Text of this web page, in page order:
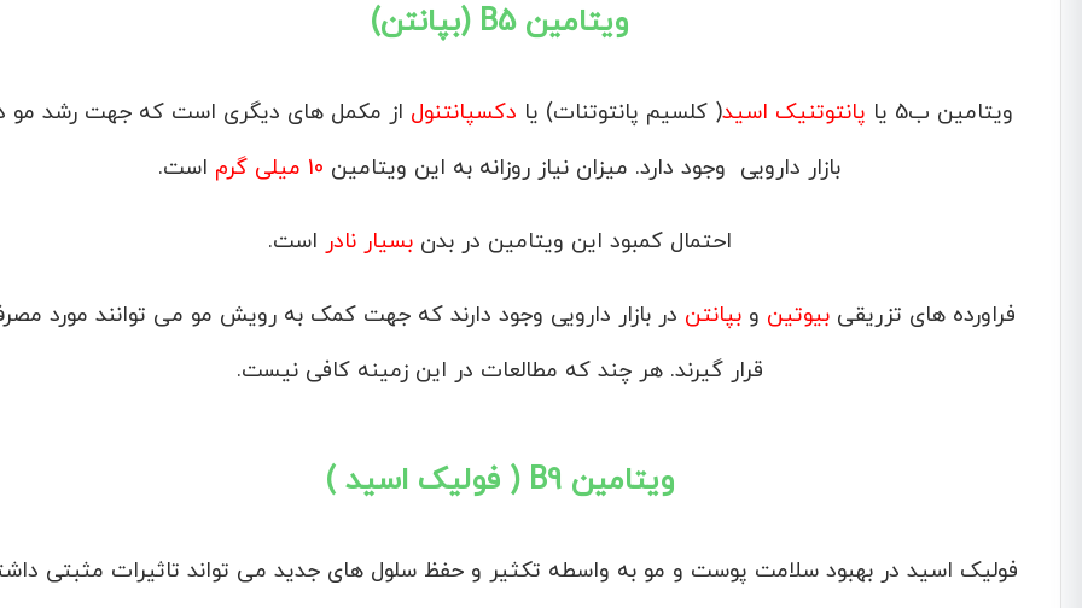
ویتامین B5 (بپانتن)
ویتامین ب5 یا پانتوتنیک اسید( کلسیم پانتوتنات) یا دکسپانتنول از مکمل های دیگری است که جهت رشد مو
بازار دارویی وجود دارد. میزان نیاز روزانه به این ویتامین 10 میلی گرم است.
احتمال کمبود این ویتامین در بدنبسیار نادر است.
فراورده های تزریقیبیوتین وبپانتن در بازار دارویی وجود دارند که جهت کمک به رویش مو می توانند مورد
قرار گیرند. هر چند که مطالعات در این زمینه کافی نیست.
ویتامین B9 ( فولیک اسید )
فولیک اسید در بهبود سلامت پوست و مو به واسطه تکثیر و حفظ سلول های جدید می تواند تاثیرات مثبتی